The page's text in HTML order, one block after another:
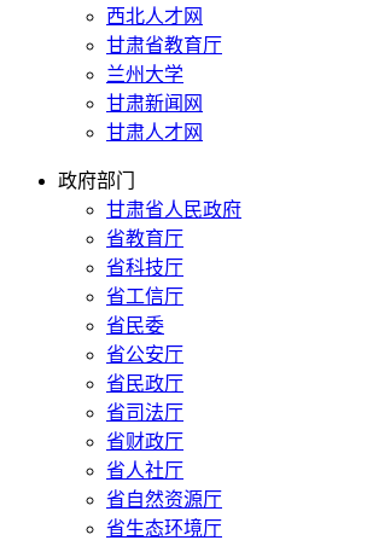
西北人才网
甘肃省教育厅
兰州大学
甘肃新闻网
甘肃人才网
政府部门
甘肃省人民政府
省教育厅
省科技厅
省工信厅
省民委
省公安厅
省民政厅
省司法厅
省财政厅
省人社厅
省自然资源厅
省生态环境厅